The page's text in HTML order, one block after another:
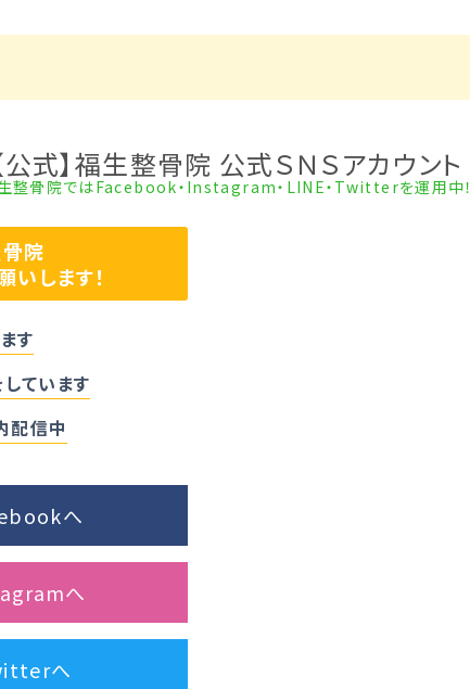
公式】福生整骨院 公式ＳＮＳアカウント
整骨院ではFacebook・Instagram・LINE・Twitterを運用中
骨院
します！
す
ています
配信中
へ
へ
へ